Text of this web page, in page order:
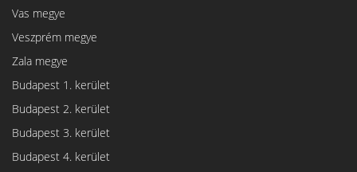
Vas megye
Veszprém megye
Zala megye
Budapest 1. kerület
Budapest 2. kerület
Budapest 3. kerület
Budapest 4. kerület